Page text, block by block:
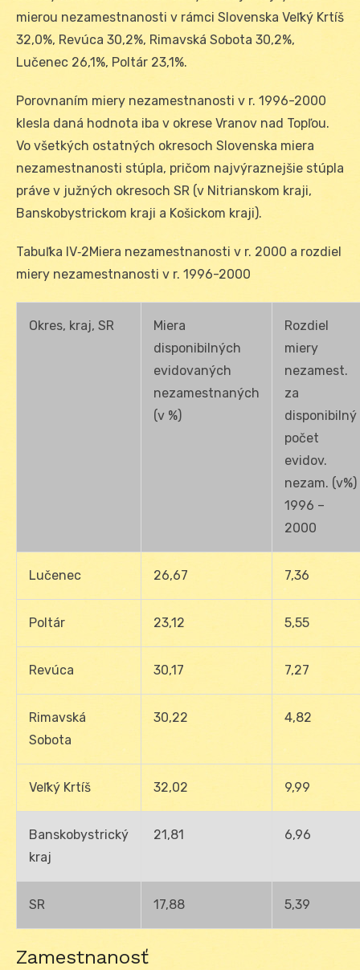
mierou nezamestnanosti v rámci Slovenska Veľký Krtíš
32,0%, Revúca 30,2%, Rimavská Sobota 30,2%,
Lučenec 26,1%, Poltár 23,1%.
Porovnaním miery nezamestnanosti v r. 1996-2000
klesla daná hodnota iba v okrese Vranov nad Topľou.
Vo všetkých ostatných okresoch Slovenska miera
nezamestnanosti stúpla, pričom najvýraznejšie stúpla
práve v južných okresoch SR (v Nitrianskom kraji,
Banskobystrickom kraji a Košickom kraji).
Tabuľka IV‑2Miera nezamestnanosti v r. 2000 a rozdiel
miery nezamestnanosti v r. 1996-2000
Okres, kraj, SR
Miera
disponibilných
evidovaných
nezamestnaných
(v %)
Rozdiel
miery
nezamest.
za
disponibilný
počet
evidov.
nezam. (v%)
1996 –
2000
Lučenec 26,67 7,36
Poltár 23,12 5,55
Revúca 30,17 7,27
Rimavská
Sobota
30,22 4,82
Veľký Krtíš 32,02 9,99
Banskobystrický
kraj
21,81 6,96
SR 17,88 5,39
Zamestnanosť